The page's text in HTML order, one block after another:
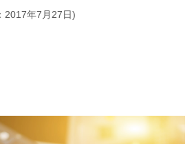
2017年7月27日)